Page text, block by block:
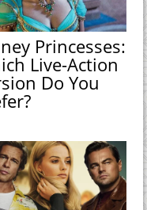
Princesses:
Live-Action
Do You